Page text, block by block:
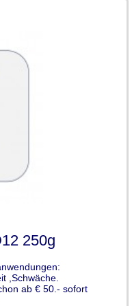
250g
,Schwäche.
ab € 50.- sofort